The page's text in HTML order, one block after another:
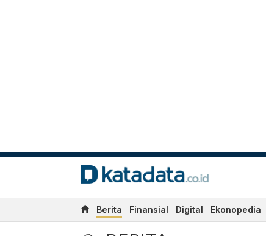
Berita Finansial Digital Ekonopedia